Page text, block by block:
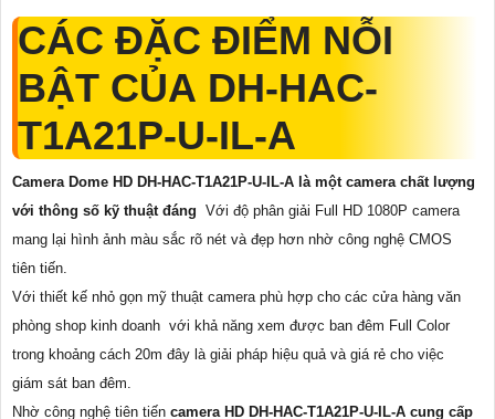
CÁC ĐẶC ĐIỂM NỖI
BẬT CỦA DH-HAC-
T1A21P-U-IL-A
Camera Dome HD DH-HAC-T1A21P-U-IL-A là một camera chất lượng
với thông số kỹ thuật đáng Với độ phân giải Full HD 1080P camera
mang lại hình ảnh màu sắc rõ nét và đẹp hơn nhờ công nghệ CMOS
tiên tiến.
Với thiết kế nhỏ gọn mỹ thuật camera phù hợp cho các cửa hàng văn
phòng shop kinh doanh với khả năng xem được ban đêm Full Color
trong khoảng cách 20m đây là giải pháp hiệu quả và giá rẻ cho việc
giám sát ban đêm.
Nhờ công nghệ tiên tiến camera HD DH-HAC-T1A21P-U-IL-A cung cấp